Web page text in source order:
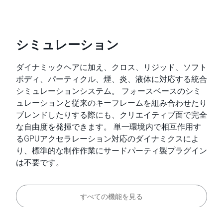
シミュレーション
ダイナミックヘアに加え、クロス、リジッド、ソフト
ボディ、パーティクル、煙、炎、液体に対応する統合
シミュレーションシステム。 フォースベースのシミ
ュレーションと従来のキーフレームを組み合わせたり
ブレンドしたりする際にも、クリエイティブ面で完全
な自由度を発揮できます。 単一環境内で相互作用す
るGPUアクセラレーション対応のダイナミクスによ
り、標準的な制作作業にサードパーティ製プラグイン
は不要です。
すべての機能を見る